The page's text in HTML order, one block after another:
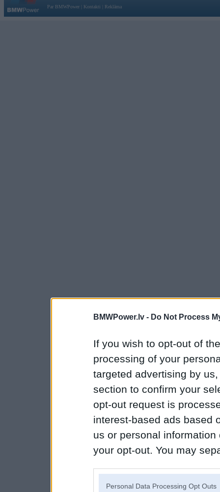
BMWPower.lv - Do Not Process
If you wish to opt-out of
processing of your
targeted advertising by
section to confirm your
opt-out request is
interest-based ads based
us or personal
your opt-out. You may
Personal Data Processing Opt Outs
Par BMWPower
Kontakti Reklāma